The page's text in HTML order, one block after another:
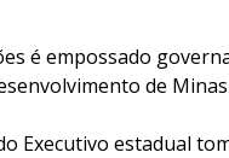
é empossado
de
Executivo estadual